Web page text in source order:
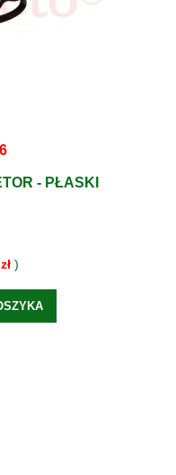
- PŁASKI
)